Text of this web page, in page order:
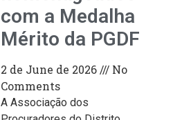
com a Medalha
Mérito da PGDF
2 de June de 2026
No
Comments
A Associação dos